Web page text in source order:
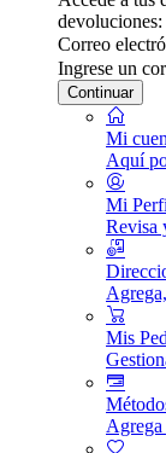
devoluciones:
Correo
Ingrese un
Continuar
Mi
Aquí
Mi
Revisa
Mis
Agrega